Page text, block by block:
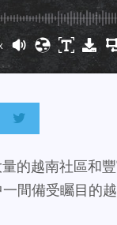
的越南社區和
間備受矚目的